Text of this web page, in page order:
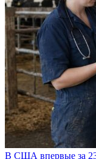
В США впервые за 23